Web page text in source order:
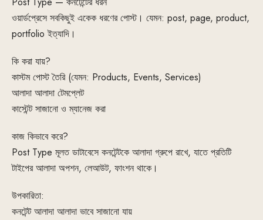
ওয়ার্ডপ্রেসে সবকিছুই একেক ধরণের পোস্ট। যেমন: post, page, product,
portfolio ইত্যাদি।
কি করা যায়?
কাস্টম পোস্ট তৈরি (যেমন: Products, Events, Services)
আলাদা আলাদা টেমপ্লেট
কাস্টেন্ট সাজানো ও ম্যানেজ করা
কাজ কিভাবে করে?
Post Type মূলত ডাটাবেসে কনটেন্টকে আলাদা গ্রুপে রাখে, যাতে প্রতিটি
টাইপের আলাদা অপশন, লেআউট, ফাংশন থাকে।
উপকারিতা:
কনটেন্ট আলাদা আলাদা ভাবে সাজানো যায়